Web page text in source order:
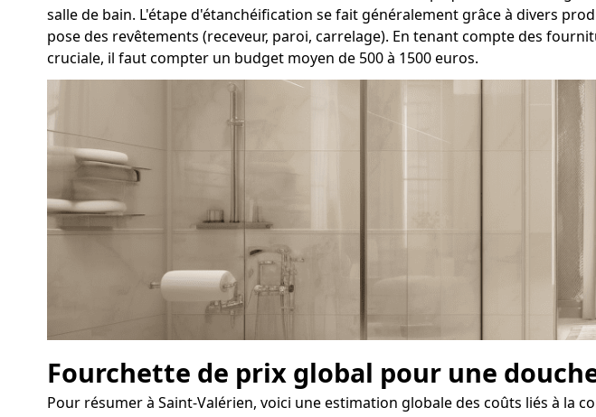
salle de bain. L'étape d'étanchéification se fait généralement grâce à divers
pose des revêtements (receveur, paroi, carrelage). En tenant compte des
cruciale, il faut compter un budget moyen de 500 à 1500 euros.
Fourchette de prix global pour une
Pour résumer à Saint-Valérien, voici une estimation globale des coûts liés à la